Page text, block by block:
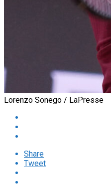
Lorenzo Sonego / LaPresse
Share
Tweet